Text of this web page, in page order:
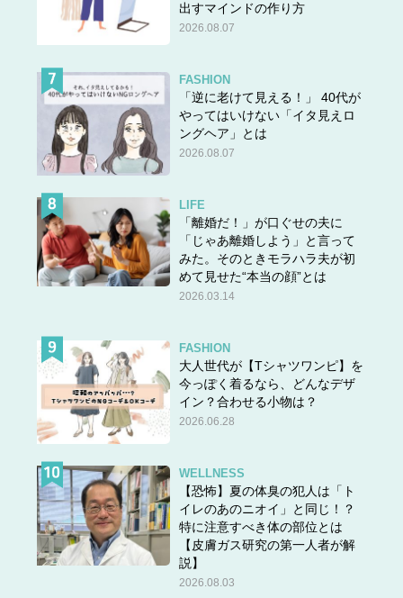
出すマインドの作り方
2026.08.07
FASHION
「逆に老けて見える！」 40代が
やってはいけない「イタ見えロ
ングヘア」とは
2026.08.07
LIFE
「離婚だ！」が口ぐせの夫に
「じゃあ離婚しよう」と言って
みた。そのときモラハラ夫が初
めて見せた“本当の顔”とは
2026.03.14
FASHION
大人世代が【Tシャツワンピ】を
今っぽく着るなら、どんなデザ
イン？合わせる小物は？
2026.06.28
WELLNESS
【恐怖】夏の体臭の犯人は「ト
イレのあのニオイ」と同じ！？
特に注意すべき体の部位とは
【皮膚ガス研究の第一人者が解
説】
2026.08.03